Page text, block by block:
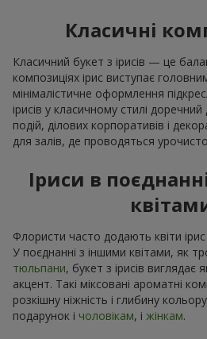
Класичні
Класичний букет з ірисів — це
композиціях ірис виступає
мінімалістичне оформлення
ірисів у класичному стилі доречний
подій, ділових корпоративів і
для залів, де проводяться
Іриси в
Флористи часто додають квіти
У поєднанні з іншими квітами, як
тюльпани, букет з ірисів виглядає
акцент. Такі міксовані ароматні
розкішну ніжність і глибину
подарунок і чоловікам, і жінкам.